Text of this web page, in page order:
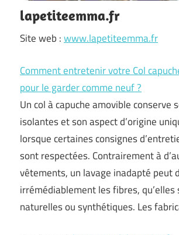
lapetiteemma.fr
Site web :www.lapetiteemma.fr
Comment entretenir votre Col
pour le garder comme neuf ?
Un col à capuche amovible conserve
isolantes et son aspect d’origine
lorsque certaines consignes
sont respectées. Contrairement à
vêtements, un lavage inadapté peut
irrémédiablement les fibres, qu’elles
naturelles ou synthétiques. Les